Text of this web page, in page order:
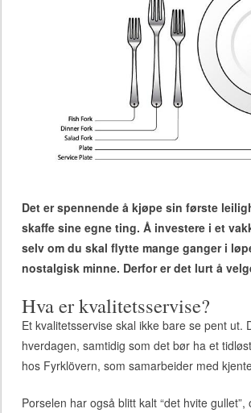
Det er spennende å kjøpe sin første
skaffe sine egne ting. Å investere i et
selv om du skal flytte mange ganger i
nostalgisk minne. Derfor er det lurt å
Hva er kvalitetsservise?
Et kvalitetsservise skal ikke bare se pent
hverdagen, samtidig som det bør ha et
hos Fyrklövern, som samarbeider med
Porselen har også blitt kalt “det hvite